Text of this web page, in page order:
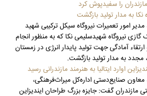
را سفیدپوش کرد
به مدار تولید بازگشت
امور تعمیرات نیروگاه سیکل ترکیبی شهید
نیروگاه شهیدسلیمی نکا که به منظور انجام
و ارتقاء آمادگی جهت تولید پایدار انرژی در زمستان
مجدد به مدار تولید بازگشت.
اوارد ایتالیا به هنرمند مازندرانی رسید
صنایع‌دستی اداره‌کل میراث‌فرهنگی،
گفت: جایزه بزرگ طراحان ایندیزاین